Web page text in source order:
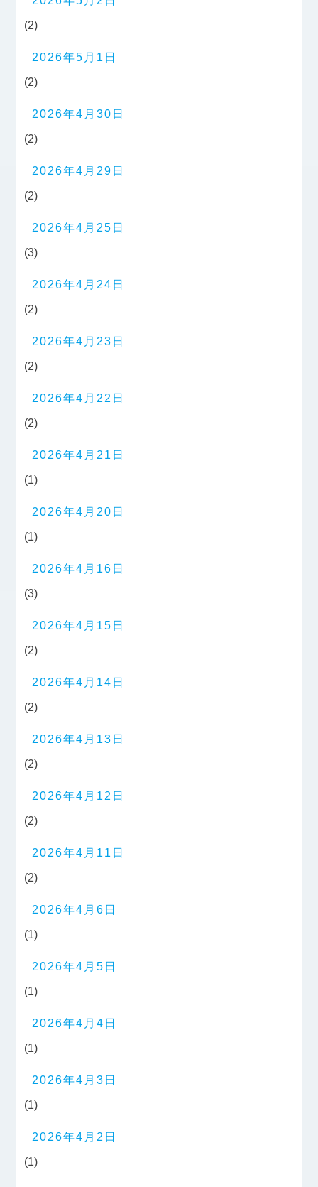
(2)
2026年5月1日
(2)
2026年4月30日
(2)
2026年4月29日
(2)
2026年4月25日
(3)
2026年4月24日
(2)
2026年4月23日
(2)
2026年4月22日
(2)
2026年4月21日
(1)
2026年4月20日
(1)
2026年4月16日
(3)
2026年4月15日
(2)
2026年4月14日
(2)
2026年4月13日
(2)
2026年4月12日
(2)
2026年4月11日
(2)
2026年4月6日
(1)
2026年4月5日
(1)
2026年4月4日
(1)
2026年4月3日
(1)
2026年4月2日
(1)